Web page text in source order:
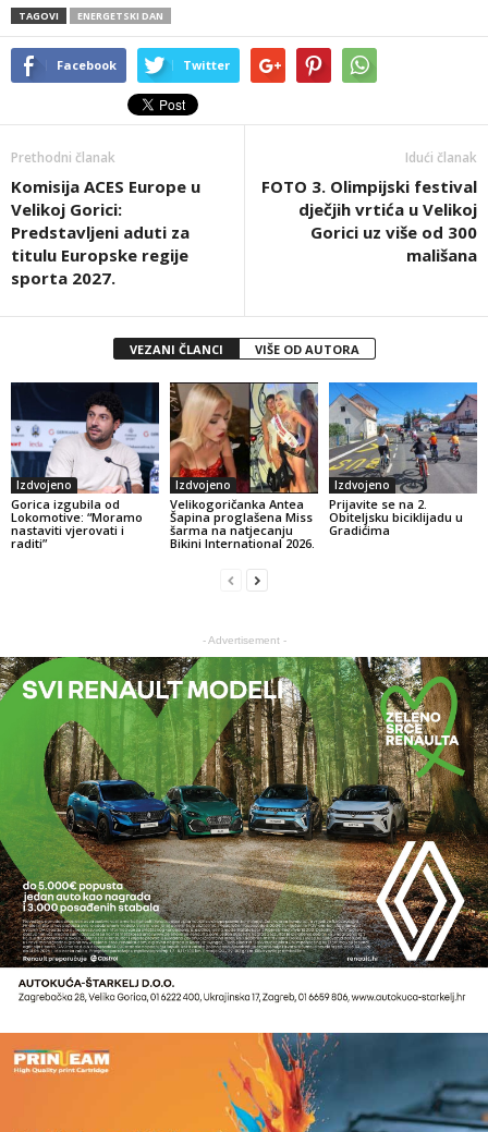
TAGOVI ENERGETSKI DAN
Facebook Twitter
Prethodni članak
Komisija ACES Europe u
Velikoj Gorici:
Predstavljeni aduti za
titulu Europske regije
sporta 2027.
Idući članak
FOTO 3. Olimpijski festival
dječjih vrtića u Velikoj
Gorici uz više od 300
mališana
VEZANI ČLANCI VIŠE OD AUTORA
Izdvojeno
Gorica izgubila od
Lokomotive: “Moramo
nastaviti vjerovati i
raditi”
Izdvojeno
Velikogoričanka Antea
Šapina proglašena Miss
šarma na natjecanju
Bikini International 2026.
Izdvojeno
Prijavite se na 2.
Obiteljsku biciklijadu u
Gradićima
- Advertisement -